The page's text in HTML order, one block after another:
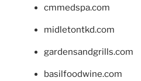
cmmedspa.com
midletontkd.com
gardensandgrills.com
basilfoodwine.com